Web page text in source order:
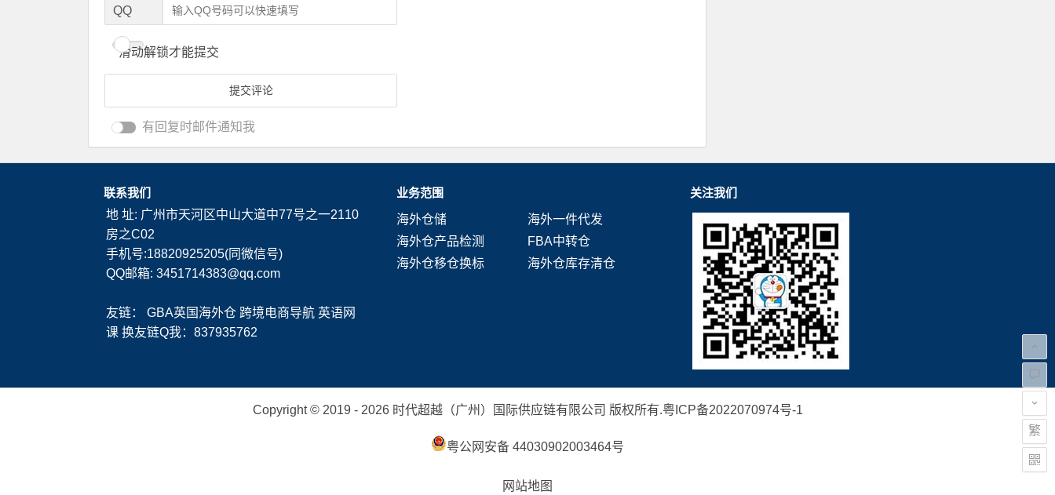
QQ
滑动解锁才能提交
有回复时邮件通知我
联系我们
地 址: 广州市天河区中山大道中77号之一2110
房之C02
手机号:18820925205(同微信号)
QQ邮箱: 3451714383@qq.com
友链： GBA英国海外仓 跨境电商导航 英语网
课 换友链Q我：837935762
业务范围
海外仓储
海外一件代发
海外仓产品检测
FBA中转仓
海外仓移仓换标
海外仓库存清仓
关注我们
Copyright © 2019 - 2026 时代超越（广州）国际供应链有限公司 版权所有.粤ICP备2022070974号-1
粤公网安备 44030902003464号
网站地图
繁